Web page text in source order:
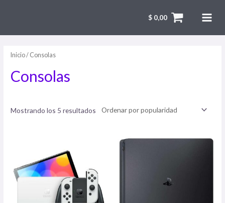
$ 0,00
Inicio/ Consolas
Consolas
Mostrando los 5 resultados